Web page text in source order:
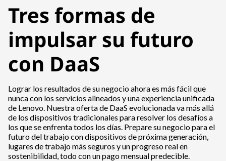
Tres formas de
impulsar su futuro
con DaaS
Lograr los resultados de su negocio ahora es más fácil que
nunca con los servicios alineados y una experiencia unificada
de Lenovo. Nuestra oferta de DaaS evolucionada va más allá
de los dispositivos tradicionales para resolver los desafíos a
los que se enfrenta todos los días. Prepare su negocio para el
futuro del trabajo con dispositivos de próxima generación,
lugares de trabajo más seguros y un progreso real en
sostenibilidad, todo con un pago mensual predecible.